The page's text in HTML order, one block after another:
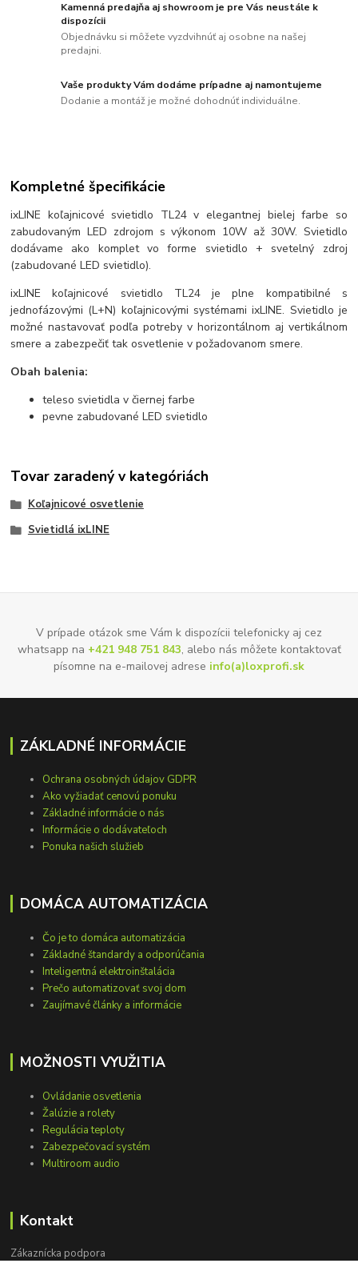
Kamenná predajňa aj showroom je pre Vás neustále k
dispozícii
Objednávku si môžete vyzdvihnúť aj osobne na našej
predajni.
Vaše produkty Vám dodáme prípadne aj namontujeme
Dodanie a montáž je možné dohodnúť individuálne.
Kompletné špecifikácie
ixLINE koľajnicové svietidlo TL24 v elegantnej bielej farbe so
zabudovaným LED zdrojom s výkonom 10W až 30W. Svietidlo
dodávame ako komplet vo forme svietidlo + svetelný zdroj
(zabudované LED svietidlo).
ixLINE koľajnicové svietidlo TL24 je plne kompatibilné s
jednofázovými (L+N) koľajnicovými systémami ixLINE. Svietidlo je
možné nastavovať podľa potreby v horizontálnom aj vertikálnom
smere a zabezpečiť tak osvetlenie v požadovanom smere.
Obah balenia:
teleso svietidla v čiernej farbe
pevne zabudované LED svietidlo
Tovar zaradený v kategóriách
Koľajnicové osvetlenie
Svietidlá ixLINE
V prípade otázok sme Vám k dispozícii telefonicky aj cez
whatsapp na +421 948 751 843, alebo nás môžete kontaktovať
písomne na e-mailovej adrese info(a)loxprofi.sk
ZÁKLADNÉ INFORMÁCIE
Ochrana osobných údajov GDPR
Ako vyžiadať cenovú ponuku
Základné informácie o nás
Informácie o dodávateľoch
Ponuka našich služieb
DOMÁCA AUTOMATIZÁCIA
Čo je to domáca automatizácia
Základné štandardy a odporúčania
Inteligentná elektroinštalácia
Prečo automatizovať svoj dom
Zaujímavé články a informácie
MOŽNOSTI VYUŽITIA
Ovládanie osvetlenia
Žalúzie a rolety
Regulácia teploty
Zabezpečovací systém
Multiroom audio
Kontakt
Zákaznícka podpora